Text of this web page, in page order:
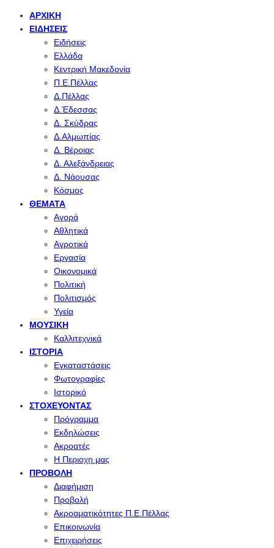
ΑΡΧΙΚΉ
ΕΙΔΉΣΕΙΣ
Ειδήσεις
Ελλάδα
Κεντρική Μακεδονία
Π.Ε.Πέλλας
Δ.Πέλλας
Δ.Έδεσσας
Δ. Σκύδρας
Δ.Αλμωπίας
Δ. Βέροιας
Δ. Αλεξάνδρειας
Δ. Νάουσας
Κόσμος
ΘΈΜΑΤΑ
Αγορά
Αθλητικά
Αγροτικά
Εργασία
Οικονομικά
Πολιτική
Πολιτισμός
Υγεία
ΜΟΥΣΙΚΉ
Καλλιτεχνικά
ΙΣΤΟΡΊΑ
Εγκαταστάσεις
Φωτογραφίες
Ιστορικό
ΣΤΟΧΕΎΟΝΤΑΣ
Πρόγραμμα
Εκδηλώσεις
Ακροατές
Η Περιοχη μας
ΠΡΟΒΟΛΉ
Διαφήμιση
Προβολή
Ακροαματικότητες Π.Ε.Πέλλας
Επικοινωνία
Επιχειρήσεις